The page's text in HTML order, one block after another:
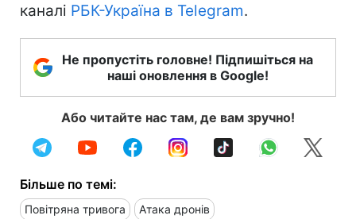
каналі РБК-Україна в Telegram.
Не пропустіть головне! Підпишіться на
наші оновлення в Google!
Або читайте нас там, де вам зручно!
Більше по темі:
Повітряна тривога Атака дронів